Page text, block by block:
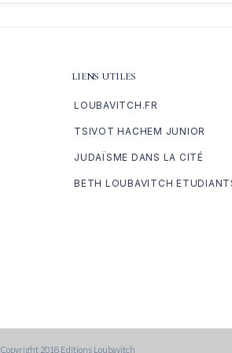
LIENS UTILES
LOUBAVITCH.FR
TSIVOT HACHEM JUNIOR
JUDAÏSME DANS LA CITÉ
BETH LOUBAVITCH
Copyright 2018 Editions Loubavitch